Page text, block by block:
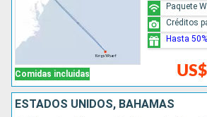
Comidas incluidas
Paquete
Créditos
Hasta
ESTADOS UNIDOS, BAHAMAS